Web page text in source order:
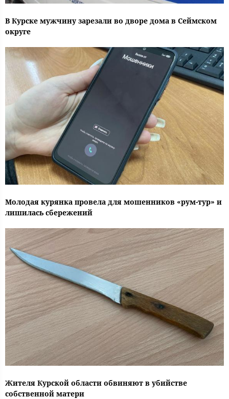
В Курске мужчину зарезали во дворе дома в Сеймском
округе
Молодая курянка провела для мошенников «рум-тур» и
лишилась сбережений
Жителя Курской области обвиняют в убийстве
собственной матери